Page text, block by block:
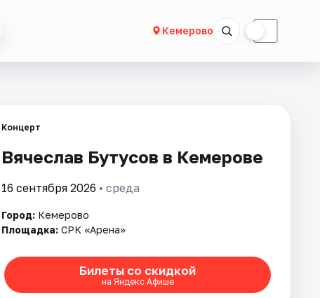
Кемерово ☾
Концерт
Вячеслав Бутусов в Кемерове
16 сентября 2026 • среда
Город: Кемерово
Площадка: СРК «Арена»
Билеты со скидкой
на Яндекс Афише